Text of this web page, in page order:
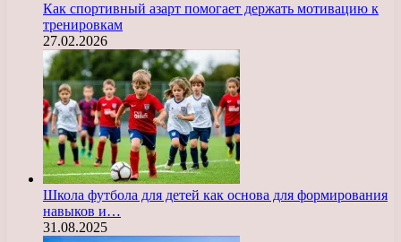
Как спортивный азарт помогает держать мотивацию к
тренировкам
27.02.2026
Школа футбола для детей как основа для формирования
навыков и…
31.08.2025